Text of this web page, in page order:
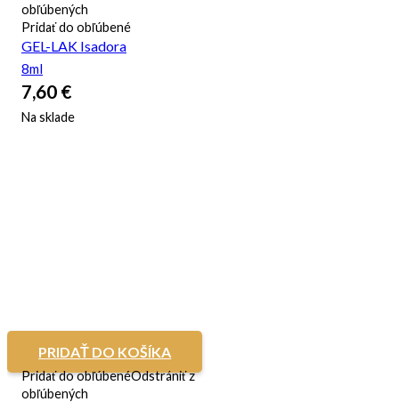
obľúbených
Pridať do obľúbené
GEL-LAK Isadora
8ml
7,60 €
Na sklade
PRIDAŤ DO KOŠÍKA
Pridať do obľúbenéOdstrániť z
obľúbených